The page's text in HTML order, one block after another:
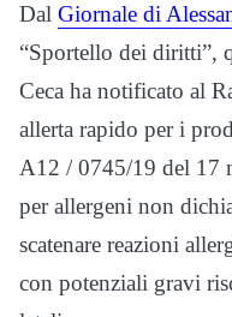
Dal Giornale di
“Sportello dei diritti”,
Ceca ha notificato al
allerta rapido per i
A12 / 0745/19 del 17
per allergeni non
scatenare reazioni
con potenziali gravi